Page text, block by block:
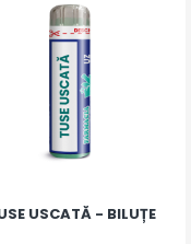
USCATĂ - BILUȚE